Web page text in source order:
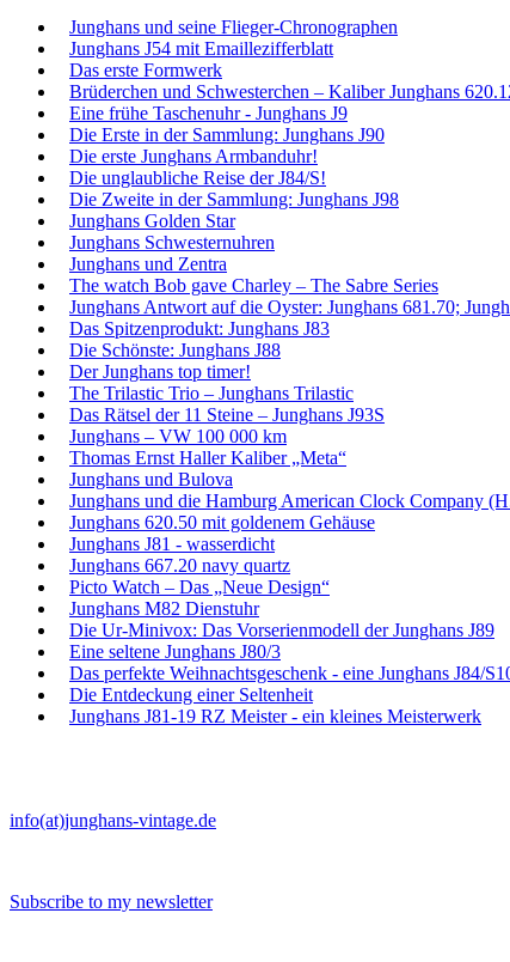
Junghans und seine Flieger-Chronographen
Junghans J54 mit Emaillezifferblatt
Das erste Formwerk
Brüderchen und Schwesterchen – Kaliber Junghans
Eine frühe Taschenuhr - Junghans J9
Die Erste in der Sammlung: Junghans J90
Die erste Junghans Armbanduhr!
Die unglaubliche Reise der J84/S!
Die Zweite in der Sammlung: Junghans J98
Junghans Golden Star
Junghans Schwesternuhren
Junghans und Zentra
The watch Bob gave Charley – The Sabre Series
Junghans Antwort auf die Oyster: Junghans 681.70;
Das Spitzenprodukt: Junghans J83
Die Schönste: Junghans J88
Der Junghans top timer!
The Trilastic Trio – Junghans Trilastic
Das Rätsel der 11 Steine – Junghans J93S
Junghans – VW 100 000 km
Thomas Ernst Haller Kaliber „Meta“
Junghans und Bulova
Junghans und die Hamburg American Clock Company
Junghans 620.50 mit goldenem Gehäuse
Junghans J81 - wasserdicht
Junghans 667.20 navy quartz
Picto Watch – Das „Neue Design“
Junghans M82 Dienstuhr
Die Ur-Minivox: Das Vorserienmodell der Junghans J89
Eine seltene Junghans J80/3
Das perfekte Weihnachtsgeschenk - eine Junghans J84/
Die Entdeckung einer Seltenheit
Junghans J81-19 RZ Meister - ein kleines Meisterwerk
info(at)junghans-vintage.de
Subscribe to my newsletter